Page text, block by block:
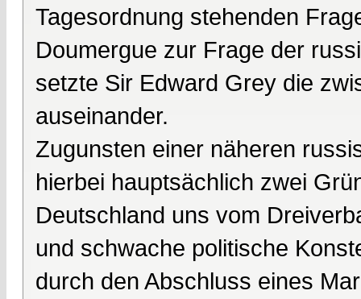
Tagesordnung stehenden
Doumergue zur Frage der
setzte Sir Edward Grey die
auseinander.
Zugunsten einer näheren
hierbei hauptsächlich zwei
Deutschland uns vom
und schwache politische
durch den Abschluss eines